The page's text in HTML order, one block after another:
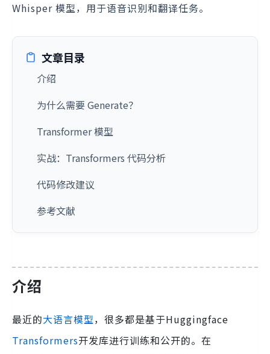
Whisper 模型，用于语音识别和翻译任务。
文章目录
介绍
为什么需要 Generate？
Transformer 模型
实战：Transformers 代码分析
代码修改建议
参考文献
介绍
最近的大语言模型，很多都是基于Huggingface
Transformers开发库进行训练和公开的。在